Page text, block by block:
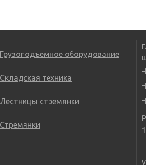
Грузоподъемное оборудование
Складская техника
Лестницы стремянки
Стремянки